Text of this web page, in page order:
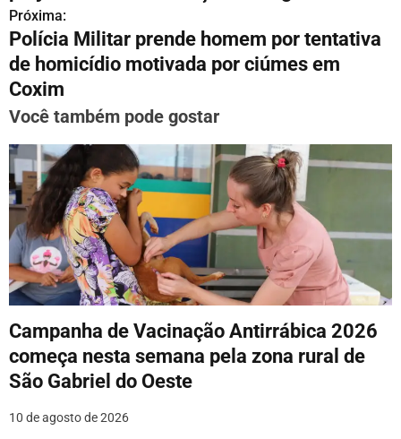
v
e
g
a
ç
ã
o
d
e
P
o
s
t
Próxima:
Polícia Militar prende homem por tentativa
de homicídio motivada por ciúmes em
Coxim
Você também pode gostar
Campanha de Vacinação Antirrábica 2026
começa nesta semana pela zona rural de
São Gabriel do Oeste
10 de agosto de 2026